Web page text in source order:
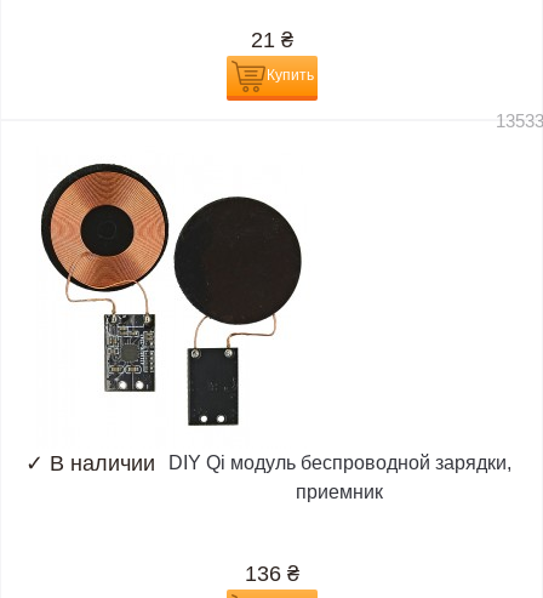
21 ₴
Купить
✓ В наличии
DIY Qi модуль беспроводной зарядки,
приемник
136 ₴